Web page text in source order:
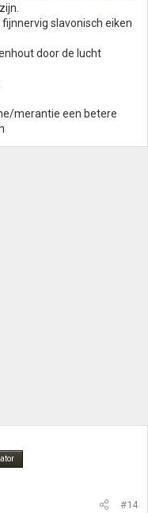
slavonisch eiken
door de lucht
merantie een betere
#14